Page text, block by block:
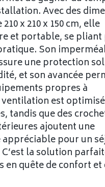
Avec des
x 210 x 150 cm, elle
et portable, se
Son
une protection
et son avancée
propres à
ventilation est
tandis que des
ajoutent une
pour un
la solution
en quête de confort et